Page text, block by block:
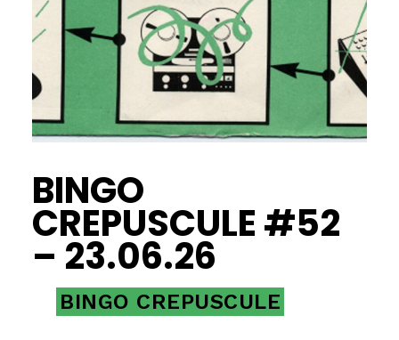
BINGO
CREPUSCULE #52
– 23.06.26
BINGO CREPUSCULE